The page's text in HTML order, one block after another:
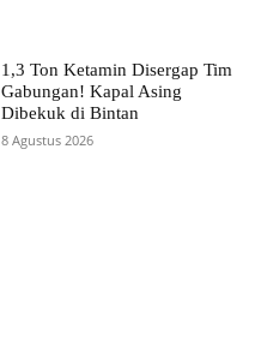
1,3 Ton Ketamin Disergap Tim
Gabungan! Kapal Asing
Dibekuk di Bintan
8 Agustus 2026